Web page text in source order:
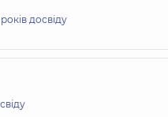
досвіду